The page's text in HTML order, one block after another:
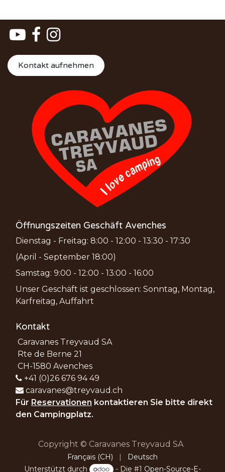
Kontakt aufnehmen
Öffnungszeiten Geschäft Avenches
Dienstag - Freitag: 8:00 - 12:00 - 13:30 - 17:30
(April - September 18:00)
Samstag: 9:00 - 12:00 - 13:00 - 16:00
Unser Geschäft ist geschlossen: Sonntag, Montag,
Karfreitag, Auffahrt
Kontakt
Caravanes Treyvaud SA
Rte de Berne 21
CH-1580 Avenches
+41 (0)26 676 94 49
caravanes@treyvaud.ch
Für Reservationen kontaktieren Sie bitte direkt
den Campingplatz.
Copyright © Caravanes Treyvaud SA
Français (CH) |
Deutsch
Unterstützt durch
- Die #1 Open-Source-E-